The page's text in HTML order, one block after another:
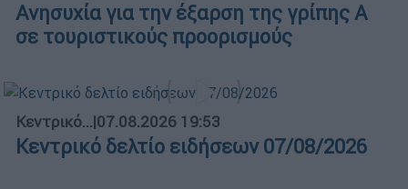
Ανησυχία για την έξαρση της γρίπης Α
σε τουριστικούς προορισμούς
Κεντρικό...|07.08.2026 19:53
Κεντρικό δελτίο ειδήσεων 07/08/2026